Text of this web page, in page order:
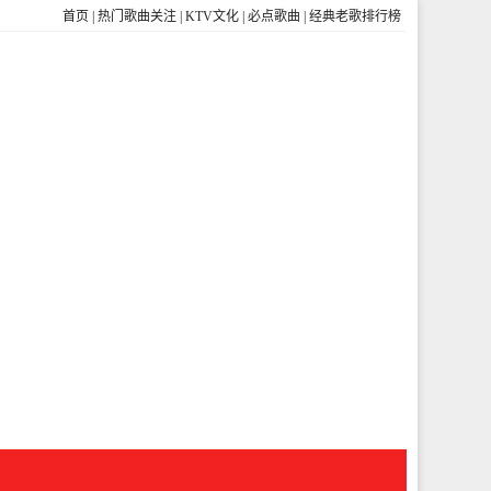
首页 热门歌曲关注 KTV文化 必点歌曲 经典老歌排行榜